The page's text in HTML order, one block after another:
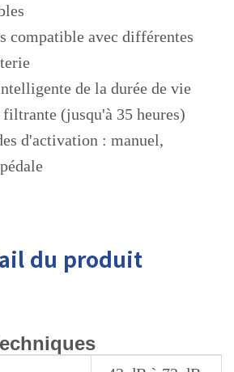
compatible avec différentes
de la durée de vie
(jusqu'à 35 heures)
d'activation : manuel,
du produit